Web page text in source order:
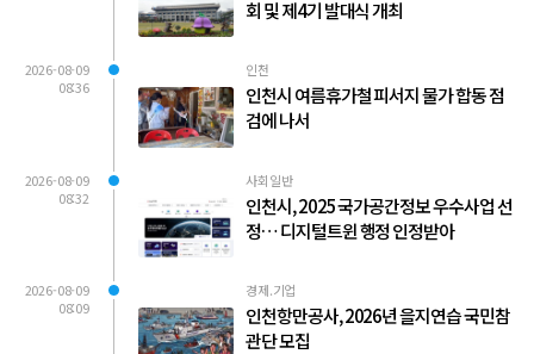
회 및 제4기 발대식 개최
2026-08-09
08:36
인천
인천시 여름휴가철 피서지 물가 합동 점
검에 나서
2026-08-09
08:32
사회일반
인천시, 2025 국가공간정보 우수사업 선
정… 디지털트윈 행정 인정받아
2026-08-09
08:09
경제.기업
인천항만공사, 2026년 을지연습 국민참
관단 모집